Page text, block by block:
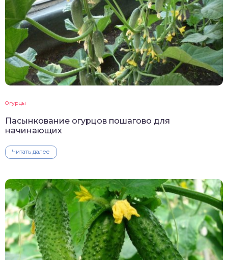
Огурцы
Пасынкование огурцов пошагово для
начинающих
Читать далее